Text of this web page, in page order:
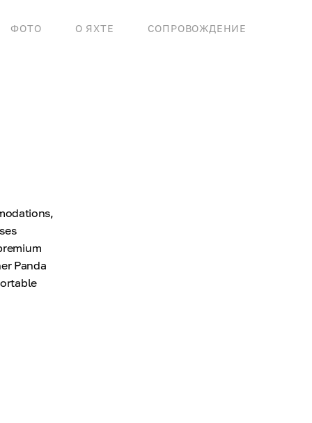
ФОТО О ЯХТЕ СОПРОВОЖДЕНИЕ
Panda